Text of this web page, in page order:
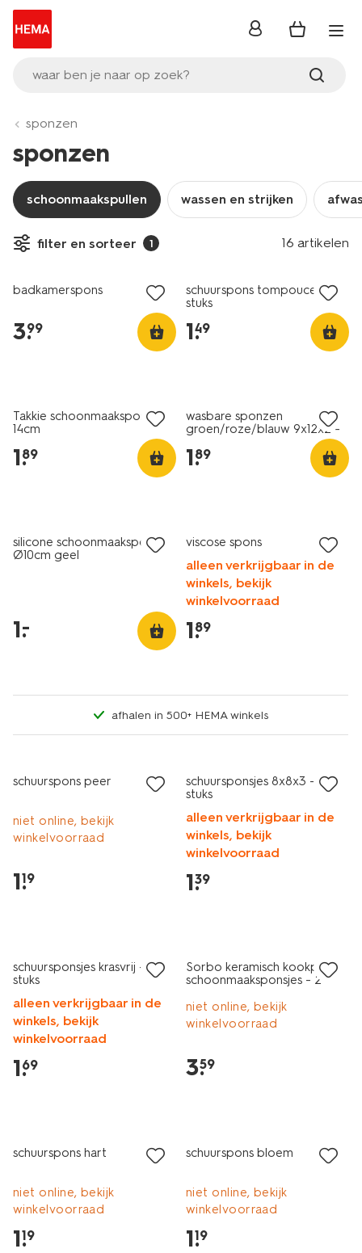
waar ben je naar op zoek?
inloggen
sponzen
sponzen
schoonmaakspullen wassen en strijken
filter en sorteer 1 16 artikelen
1+1 gratis
badkamerspons
3.
99
schuurspons tompouce - 2
stuks
1.
49
Takkie schoonmaakspons
14cm
1.
89
wasbare sponzen
groen/roze/blauw 9x12x2 -
1.
89
silicone schoonmaakspons
Ø10cm geel
1.
–
viscose spons
alleen verkrijgbaar in de
winkels, bekijk
winkelvoorraad
1.
89
afhalen in 500+ HEMA winkels
schuurspons peer
niet online, bekijk
winkelvoorraad
1.
19
schuursponsjes 8x8x3 - 6
stuks
alleen verkrijgbaar in de
winkels, bekijk
winkelvoorraad
1.
39
schuursponsjes krasvrij - 3
stuks
alleen verkrijgbaar in de
winkels, bekijk
winkelvoorraad
1.
69
Sorbo keramisch kookplaat
schoonmaaksponsjes - 2
niet online, bekijk
winkelvoorraad
3.
59
schuurspons hart
niet online, bekijk
winkelvoorraad
1.
19
schuurspons bloem
niet online, bekijk
winkelvoorraad
1.
19